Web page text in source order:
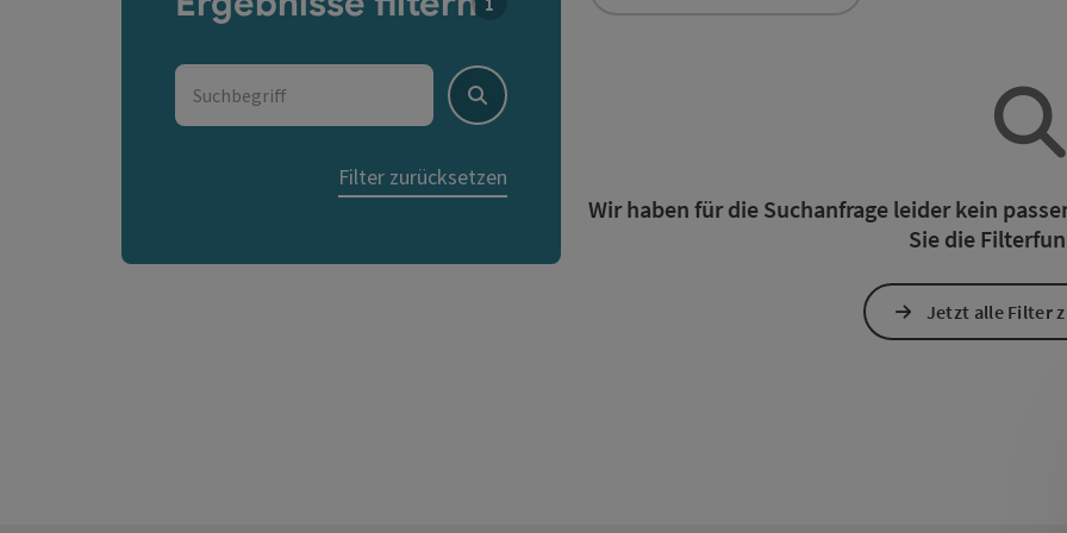
Suchbegriff
Suchen
Filter zurücksetzen
Wir haben für die Suchanfrage leider kein
Sie die
Jetzt alle Filter